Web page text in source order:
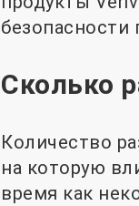
безопасности
Сколько
Количество
на которую
время как